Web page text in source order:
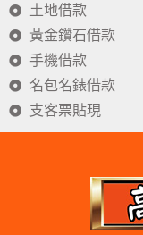
土地借款
黃金鑽石借款
手機借款
名包名錶借款
支客票貼現